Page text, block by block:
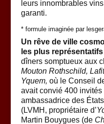
leurs innombrables
garanti.
* formule imaginée par
Un rêve de ville
les plus représentatifs
dîners somptueux aux
Mouton Rothschild,
Yquem, où le Conseil
avait convié 400
ambassadrice des
(LVMH, propriétaire d’
Martin Bouygues (de